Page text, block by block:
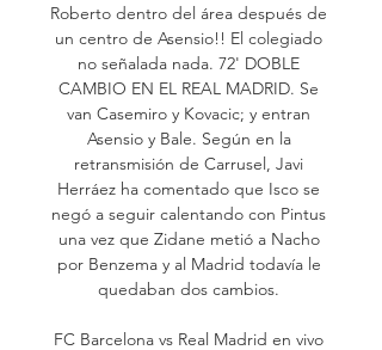
Roberto dentro del área después de
un centro de Asensio!! El colegiado
no señalada nada. 72' DOBLE
CAMBIO EN EL REAL MADRID. Se
van Casemiro y Kovacic; y entran
Asensio y Bale. Según en la
retransmisión de Carrusel, Javi
Herráez ha comentado que Isco se
negó a seguir calentando con Pintus
una vez que Zidane metió a Nacho
por Benzema y al Madrid todavía le
quedaban dos cambios.
FC Barcelona vs Real Madrid en vivo